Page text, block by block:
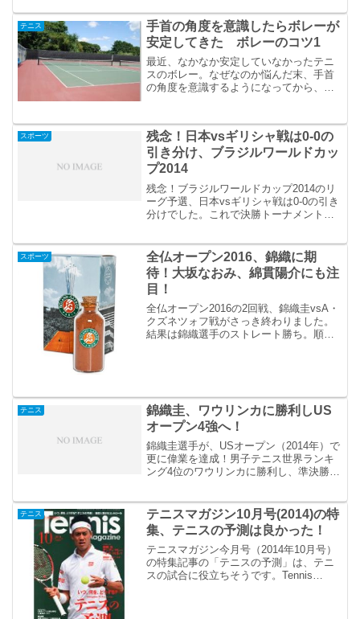
に。
テニス
手首の角度を意識したらボレーが
安定してきた ボレーのコツ1
最近、なかなか安定していなかったテニ
スのボレー。なぜなのか悩んだ末、手首
の角度を意識するようになってから、ボ
スポーツ
残念！日本vsギリシャ戦は0-0の
引き分け、ブラジルワールドカッ
プ2014
残念！ブラジルワールドカップ2014のリ
ーグ予選、日本vsギリシャ戦は0-0の引き
分けでした。これで決勝トーナメントへ
スポーツ
全仏オープン2016、錦織に期
待！大坂なおみ、綿貫陽介にも注
目！
全仏オープン2016の2回戦、錦織圭vsA・
クズネツォフ戦がさっき終わりました。
結果は錦織選手のストレート勝ち。順調
テニス
錦織圭、ワウリンカに勝利しUS
オープン4強へ！
錦織圭選手が、USオープン（2014年）で
更に偉業を達成！男子テニス世界ランキ
ング4位のワウリンカに勝利し、準決勝
テニス
テニスマガジン10月号(2014)の特
集、テニスの予測は良かった！
テニスマガジン今月号（2014年10月号）
の特集記事の「テニスの予測」は、テニ
スの試合に役立ちそうです。Tennis